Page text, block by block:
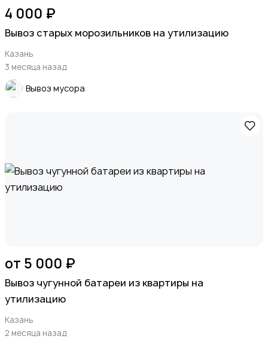
4 000 ₽
Вывоз старых морозильников на утилизацию
Казань
3 месяца назад
Вывоз мусора
от 5 000 ₽
Вывоз чугунной батареи из квартиры на
утилизацию
Казань
2 месяца назад